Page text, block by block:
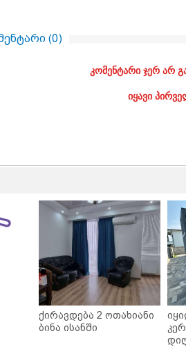
(0)
კომენტარი ჯერ არ
იყავი
ქირავდება 2 ოთახიანი
ბინა ისანში